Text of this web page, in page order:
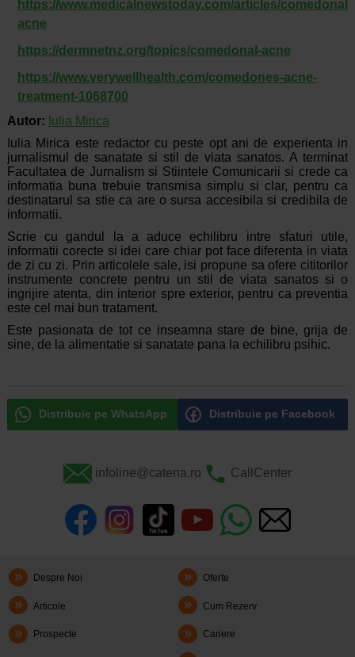
https://www.medicalnewstoday.com/articles/comedonal-
acne
https://dermnetnz.org/topics/comedonal-acne
https://www.verywellhealth.com/comedones-acne-
treatment-1068700
Autor: Iulia Mirica
Iulia Mirica este redactor cu peste opt ani de experienta in
jurnalismul de sanatate si stil de viata sanatos. A terminat
Facultatea de Jurnalism si Stiintele Comunicarii si crede ca
informatia buna trebuie transmisa simplu si clar, pentru ca
destinatarul sa stie ca are o sursa accesibila si credibila de
informatii.
Scrie cu gandul la a aduce echilibru intre sfaturi utile,
informatii corecte si idei care chiar pot face diferenta in viata
de zi cu zi. Prin articolele sale, isi propune sa ofere cititorilor
instrumente concrete pentru un stil de viata sanatos si o
ingrijire atenta, din interior spre exterior, pentru ca preventia
este cel mai bun tratament.
Este pasionata de tot ce inseamna stare de bine, grija de
sine, de la alimentatie si sanatate pana la echilibru psihic.
Distribuie pe WhatsApp Distribuie pe Facebook
infoline@catena.ro CallCenter
Despre Noi Oferte
Articole Cum Rezerv
Prospecte Cariere